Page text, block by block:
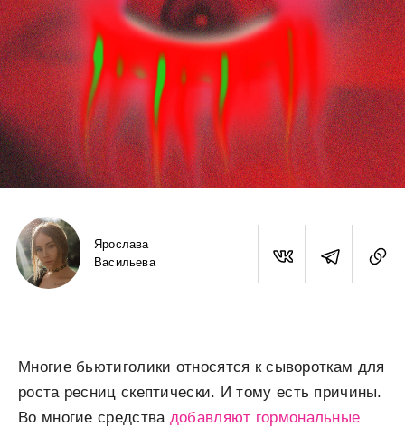
Ярослава
Васильева
Многие бьютиголики относятся к сывороткам для
роста ресниц скептически. И тому есть причины.
Во многие средства добавляют гормональные